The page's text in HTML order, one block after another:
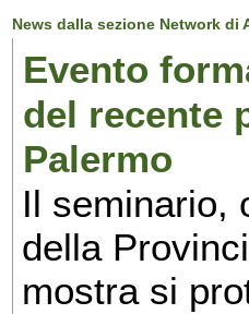
News dalla sezione Network di
Evento
del recente
Palermo
Il seminario,
della
mostra si